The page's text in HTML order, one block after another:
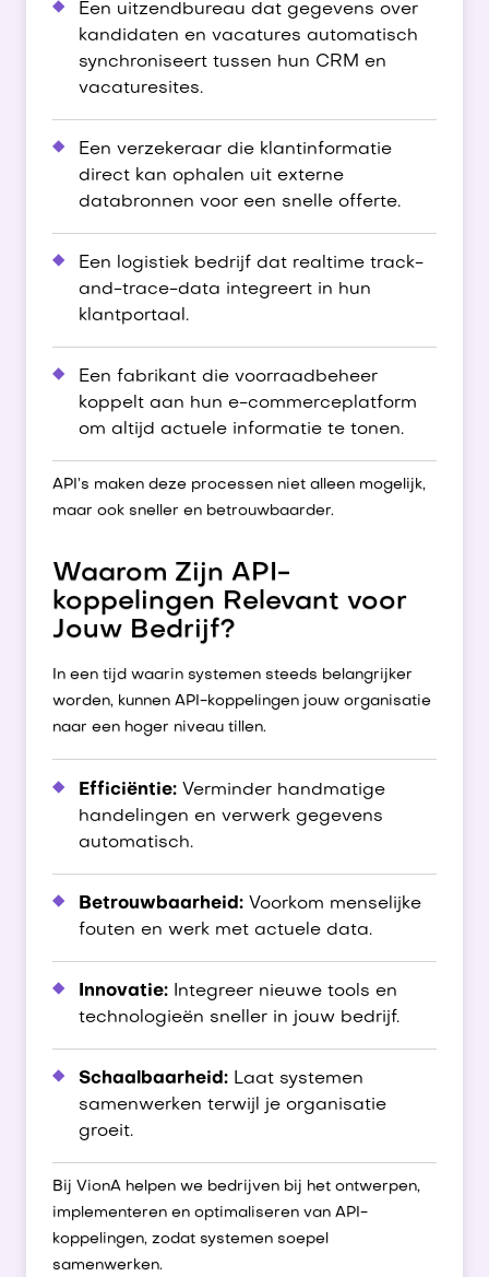
Een uitzendbureau dat gegevens over
kandidaten en vacatures automatisch
synchroniseert tussen hun CRM en
vacaturesites.
Een verzekeraar die klantinformatie
direct kan ophalen uit externe
databronnen voor een snelle offerte.
Een logistiek bedrijf dat realtime track-
and-trace-data integreert in hun
klantportaal.
Een fabrikant die voorraadbeheer
koppelt aan hun e-commerceplatform
om altijd actuele informatie te tonen.
API’s maken deze processen niet alleen mogelijk,
maar ook sneller en betrouwbaarder.
Waarom Zijn API-
koppelingen Relevant voor
Jouw Bedrijf?
In een tijd waarin systemen steeds belangrijker
worden, kunnen API-koppelingen jouw organisatie
naar een hoger niveau tillen.
Efficiëntie: Verminder handmatige
handelingen en verwerk gegevens
automatisch.
Betrouwbaarheid: Voorkom menselijke
fouten en werk met actuele data.
Innovatie: Integreer nieuwe tools en
technologieën sneller in jouw bedrijf.
Schaalbaarheid: Laat systemen
samenwerken terwijl je organisatie
groeit.
Bij VionA helpen we bedrijven bij het ontwerpen,
implementeren en optimaliseren van API-
koppelingen, zodat systemen soepel
samenwerken.